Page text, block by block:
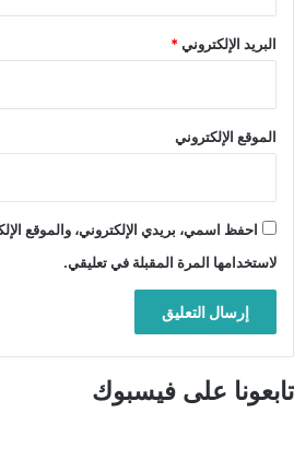
البريد الإلكتروني*
الموقع الإلكتروني
احفظ اسمي، بريدي الإلكتروني، والموقع
لاستخدامها المرة المقبلة في تعليقي.
تابعونا على فيسبوك